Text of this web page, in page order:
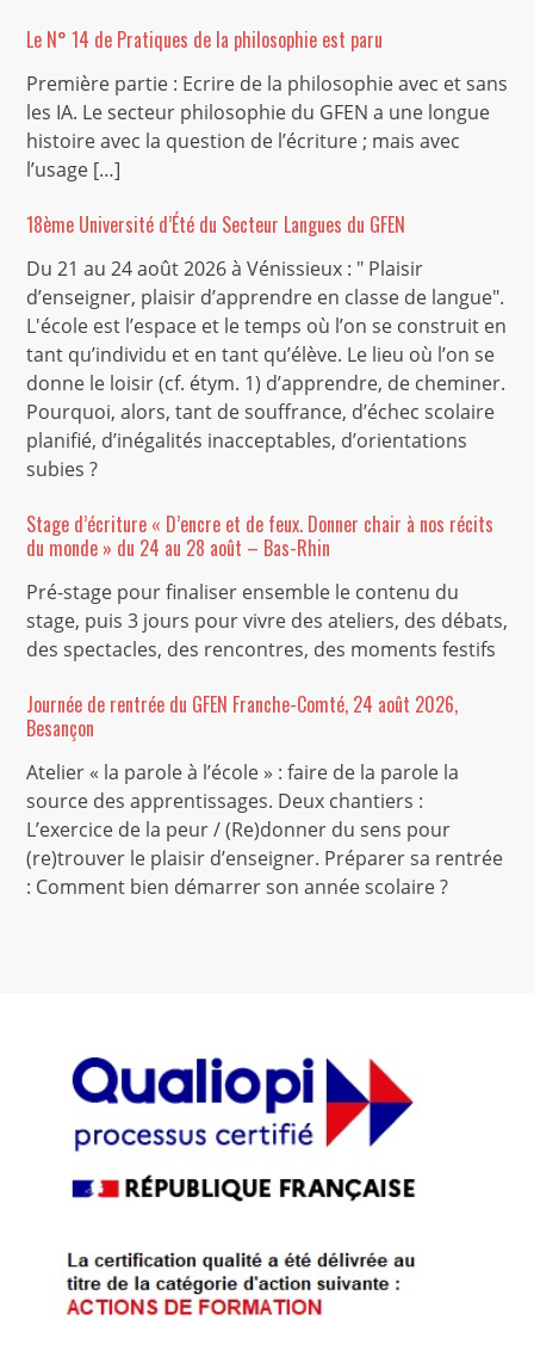
Le N° 14 de Pratiques de la philosophie est paru
Première partie : Ecrire de la philosophie avec et sans
les IA. Le secteur philosophie du GFEN a une longue
histoire avec la question de l’écriture ; mais avec
l’usage […]
18ème Université d’Été du Secteur Langues du GFEN
Du 21 au 24 août 2026 à Vénissieux : " Plaisir
d’enseigner, plaisir d’apprendre en classe de langue".
L'école est l’espace et le temps où l’on se construit en
tant qu’individu et en tant qu’élève. Le lieu où l’on se
donne le loisir (cf. étym. 1) d’apprendre, de cheminer.
Pourquoi, alors, tant de souffrance, d’échec scolaire
planifié, d’inégalités inacceptables, d’orientations
subies ?
Stage d’écriture « D’encre et de feux. Donner chair à nos récits
du monde » du 24 au 28 août – Bas-Rhin
Pré-stage pour finaliser ensemble le contenu du
stage, puis 3 jours pour vivre des ateliers, des débats,
des spectacles, des rencontres, des moments festifs
Journée de rentrée du GFEN Franche-Comté, 24 août 2026,
Besançon
Atelier « la parole à l’école » : faire de la parole la
source des apprentissages. Deux chantiers :
L’exercice de la peur / (Re)donner du sens pour
(re)trouver le plaisir d’enseigner. Préparer sa rentrée
: Comment bien démarrer son année scolaire ?